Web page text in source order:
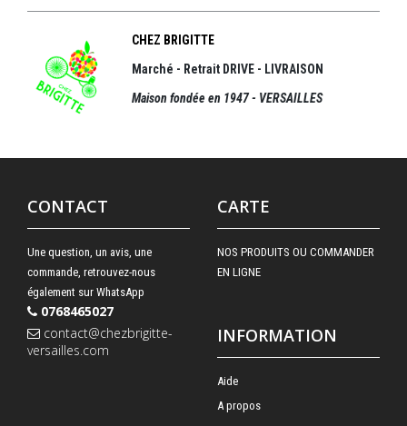
CHEZ BRIGITTE
Marché - Retrait DRIVE - LIVRAISON
Maison fondée en 1947 - VERSAILLES
CONTACT
Une question, un avis, une
commande, retrouvez-nous
également sur WhatsApp
0768465027
contact@chezbrigitte-
versailles.com
CARTE
NOS PRODUITS OU COMMANDER
EN LIGNE
INFORMATION
Aide
A propos